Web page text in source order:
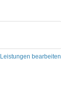
Leistungen bearbeiten